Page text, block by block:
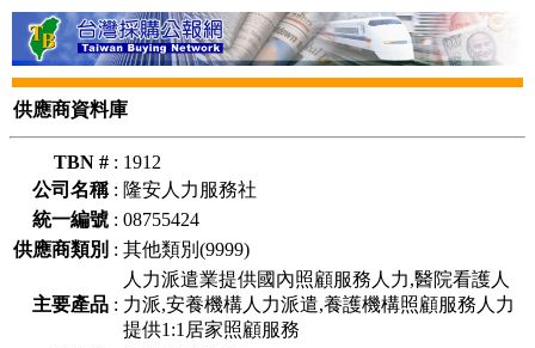
供應商資料庫
TBN # : 1912
公司名稱: 隆安人力服務社
統一編號 : 08755424
供應商類別 : 其他類別(9999)
主要產品 :
人力派遣業提供國內照顧服務人力,醫院看護人
力派,安養機構人力派遣,養護機構照顧服務人力
提供1:1居家照顧服務